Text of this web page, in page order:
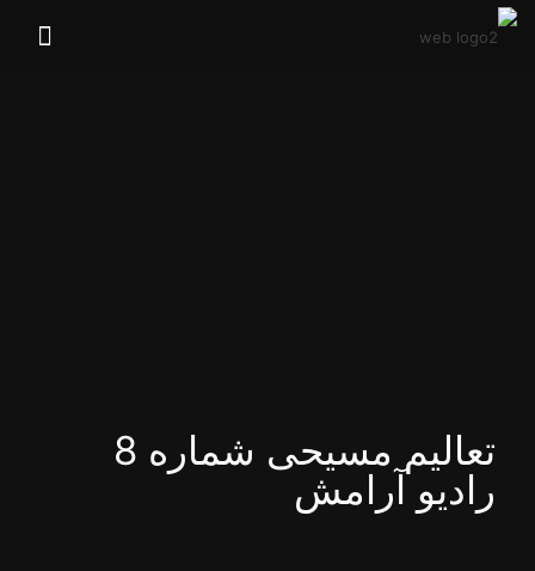
تعالیم مسیحی شماره 8
رادیو آرامش